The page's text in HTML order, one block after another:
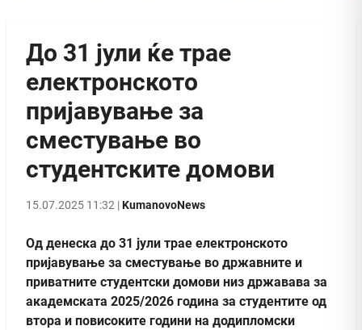
До 31 јули ќе трае
електронското
пријавување за
сместување во
студентските домови
15.07.2025 11:32 |KumanovoNews
Од денеска до 31 јули трае електронското
пријавување за сместување во државните и
приватните студентски домови низ државава за
академската 2025/2026 година за студентите од
втора и повисоките години на додипломски